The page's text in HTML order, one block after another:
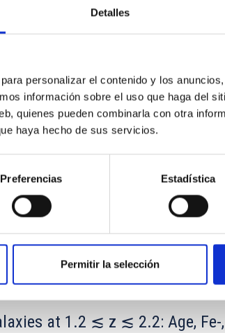
Detalles
personalizar el contenido y los
información sobre el uso que haga del
quienes pueden combinarla con otra
haya hecho de sus servicios.
Preferencias Estadística
Permitir la selección
Transition between Cloud
see alignments between the magnetic
orientation of cores and their angular
at 1.2 ≲ z ≲ 2.2: Age, Fe-